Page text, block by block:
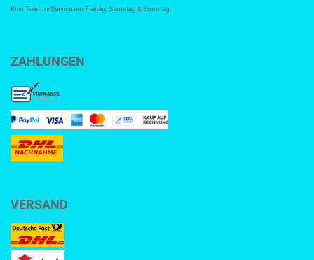
Kein Telefon-Service am Freitag, Samstag & Sonntag
ZAHLUNGEN
VERSAND